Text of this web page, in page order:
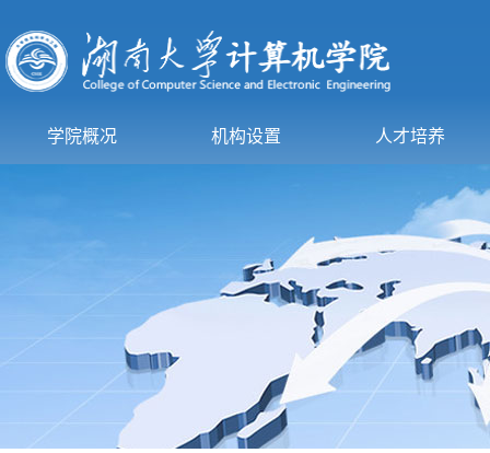
学院概况 机构设置 人才培养